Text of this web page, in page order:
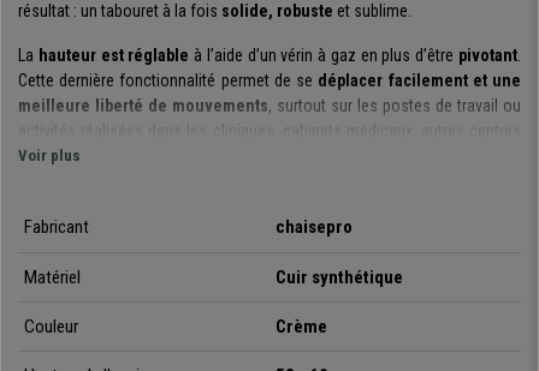
résultat : un tabouret à la fois solide, robuste et sublime.
La hauteur est réglable à l’aide d’un vérin à gaz en plus d’être pivotant.
Cette dernière fonctionnalité permet de se déplacer facilement et une
meilleure liberté de mouvements, surtout sur les postes de travail ou
activités réalisées dans les cliniques, cabinets médicaux, autres centres
médicaux ou salons de beauté.
stabilité. L’assise dotée d’un bon rembourrage est
nettoyage, conçu pour durer en parfaites conditions, y compris pour les
Voir plus
Fabricant chaisepro
Matériel Cuir synthétique
Couleur Crème